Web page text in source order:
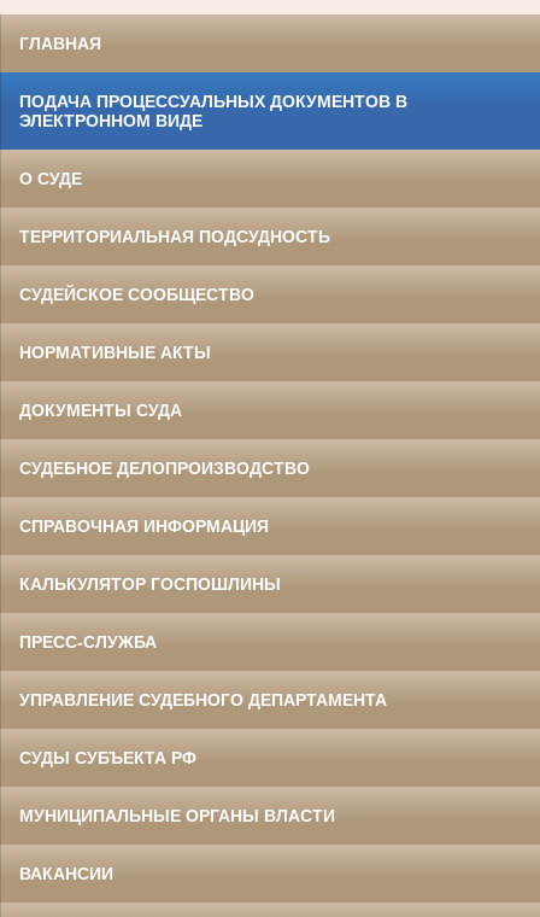
ГЛАВНАЯ
ПОДАЧА ПРОЦЕССУАЛЬНЫХ ДОКУМЕНТОВ В
ЭЛЕКТРОННОМ ВИДЕ
О СУДЕ
ТЕРРИТОРИАЛЬНАЯ ПОДСУДНОСТЬ
СУДЕЙСКОЕ СООБЩЕСТВО
НОРМАТИВНЫЕ АКТЫ
ДОКУМЕНТЫ СУДА
СУДЕБНОЕ ДЕЛОПРОИЗВОДСТВО
СПРАВОЧНАЯ ИНФОРМАЦИЯ
КАЛЬКУЛЯТОР ГОСПОШЛИНЫ
ПРЕСС-СЛУЖБА
УПРАВЛЕНИЕ СУДЕБНОГО ДЕПАРТАМЕНТА
СУДЫ СУБЪЕКТА РФ
МУНИЦИПАЛЬНЫЕ ОРГАНЫ ВЛАСТИ
ВАКАНСИИ